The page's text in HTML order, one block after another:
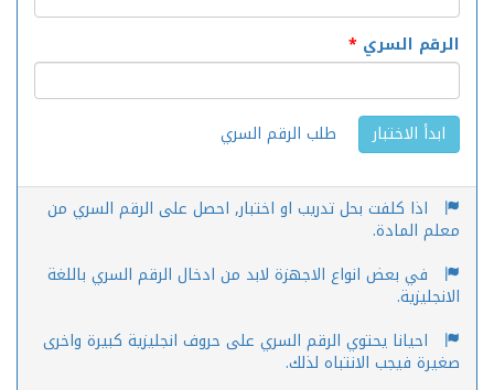
الرقم السري *
ابدأ الاختبار طلب الرقم السري
اذا كلفت بحل تدريب او اختبار, احصل على الرقم السري من
معلم المادة.
في بعض انواع الاجهزة لابد من ادخال الرقم السري باللغة
الانجليزية.
احيانا يحتوي الرقم السري على حروف انجليزية كبيرة واخرى
صغيرة فيجب الانتباه لذلك.